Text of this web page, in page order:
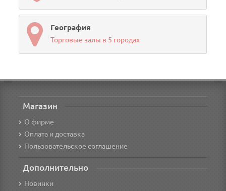
География
Торговые залы в 5 городах
Магазин
О фирме
Оплата и доставка
Пользовательское соглашение
Дополнительно
Новинки